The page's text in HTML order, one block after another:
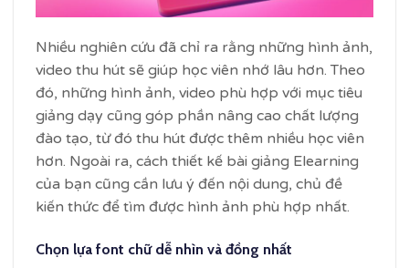
Nhiều nghiên cứu đã chỉ ra rằng những hình ảnh,
video thu hút sẽ giúp học viên nhớ lâu hơn. Theo
đó, những hình ảnh, video phù hợp với mục tiêu
giảng dạy cũng góp phần nâng cao chất lượng
đào tạo, từ đó thu hút được thêm nhiều học viên
hơn. Ngoài ra, cách thiết kế bài giảng Elearning
của bạn cũng cần lưu ý đến nội dung, chủ đề
kiến thức để tìm được hình ảnh phù hợp nhất.
Chọn lựa font chữ dễ nhìn và đồng nhất